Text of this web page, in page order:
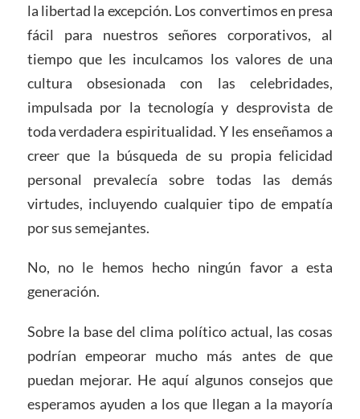
la libertad la excepción. Los convertimos en presa
fácil para nuestros señores corporativos, al
tiempo que les inculcamos los valores de una
cultura obsesionada con las celebridades,
impulsada por la tecnología y desprovista de
toda verdadera espiritualidad. Y les enseñamos a
creer que la búsqueda de su propia felicidad
personal prevalecía sobre todas las demás
virtudes, incluyendo cualquier tipo de empatía
por sus semejantes.
No, no le hemos hecho ningún favor a esta
generación.
Sobre la base del clima político actual, las cosas
podrían empeorar mucho más antes de que
puedan mejorar. He aquí algunos consejos que
esperamos ayuden a los que llegan a la mayoría